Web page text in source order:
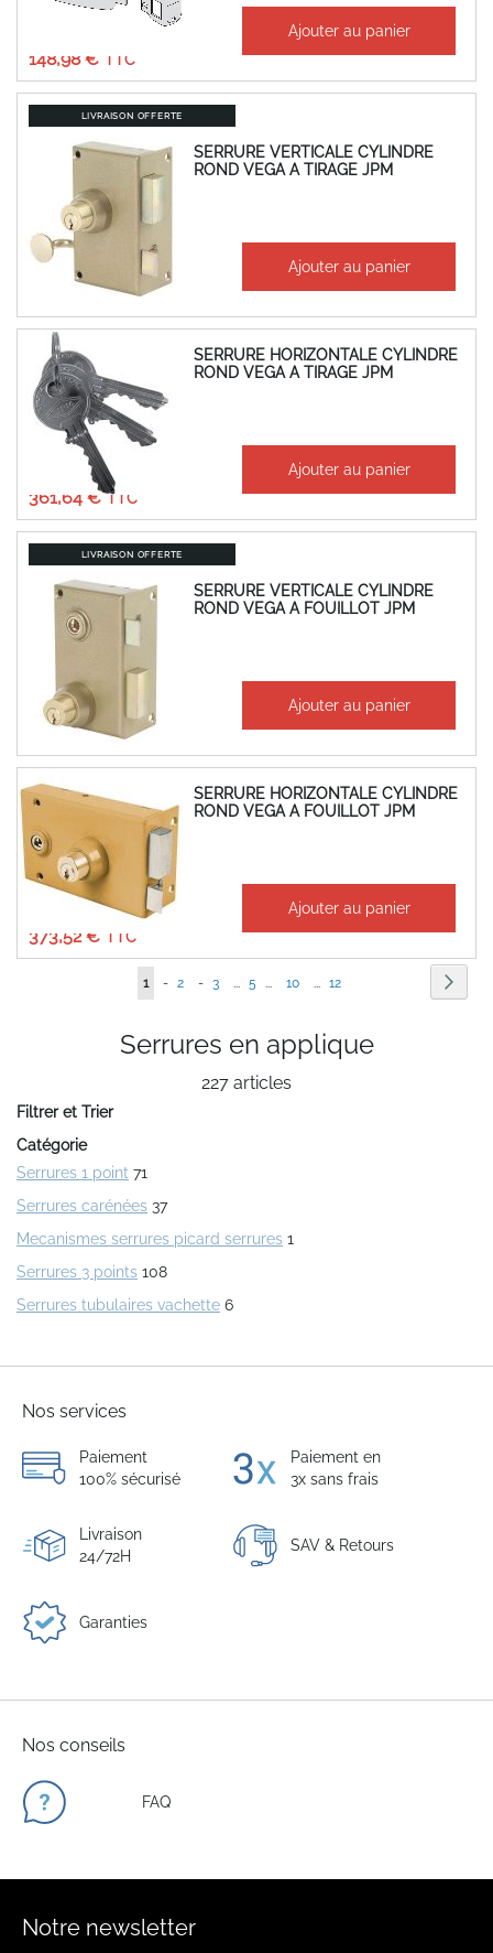
227 articles
Serrures en applique
148,98 €
Ajouter au panier
LIVRAISON OFFERTE
SERRURE VERTICALE CYLINDRE
ROND VEGA A TIRAGE JPM
À partir de
406,56 €
338,80 € Ajouter au panier
SERRURE HORIZONTALE CYLINDRE
ROND VEGA A TIRAGE JPM
À partir de
361,64 €
301,37 € Ajouter au panier
LIVRAISON OFFERTE
SERRURE VERTICALE CYLINDRE
ROND VEGA A FOUILLOT JPM
À partir de
418,55 €
348,79 € Ajouter au panier
SERRURE HORIZONTALE CYLINDRE
ROND VEGA A FOUILLOT JPM
À partir de
373,52 €
Ajouter au panier
Vous
actuellement
1 - Page
2 - Page
3 ... 5 ... 10 ... Page
12
Filtrer et Trier
Catégorie
Serrures 1 point 71
Serrures carénées 37
Mecanismes serrures picard serrures 1
Serrures 3 points 108
Serrures tubulaires vachette 6
Nos services
Paiement
100% sécurisé
Paiement en
3x sans frais
Livraison
24/72H
SAV & Retours
Garanties
Nos conseils
FAQ
Notre newsletter